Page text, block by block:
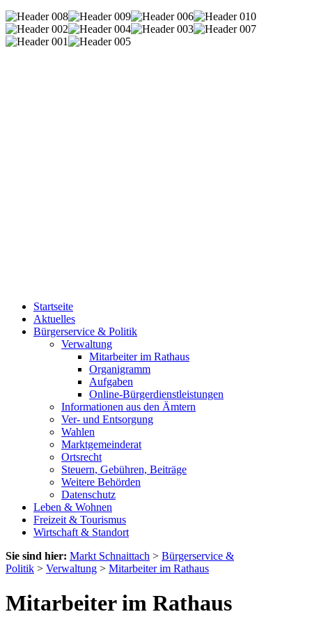
Startseite
Aktuelles
Bürgerservice & Politik
Verwaltung
Mitarbeiter im Rathaus
Organigramm
Aufgaben
Online-Bürgerdienstleistungen
Informationen aus den Ämtern
Ver- und Entsorgung
Wahlen
Marktgemeinderat
Ortsrecht
Steuern, Gebühren, Beiträge
Weitere Behörden
Datenschutz
Leben & Wohnen
Freizeit & Tourismus
Wirtschaft & Standort
Sie sind hier: Markt Schnaittach > Bürgerservice &
Politik > Verwaltung > Mitarbeiter im Rathaus
Mitarbeiter im Rathaus